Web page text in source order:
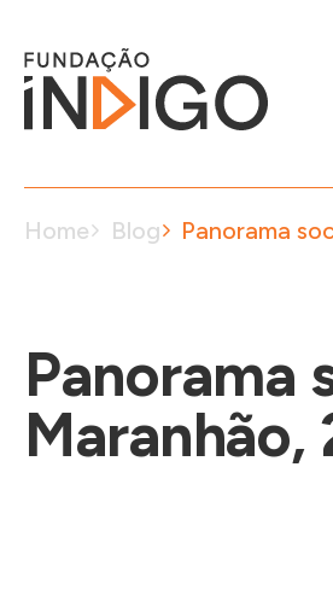
Home Blog Panorama
Panorama
Maranhão,